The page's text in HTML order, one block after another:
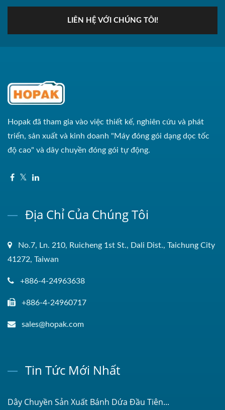
LIÊN HỆ VỚI CHÚNG TÔI!
Hopak đã tham gia vào việc thiết kế, nghiên cứu và phát
triển, sản xuất và kinh doanh "Máy đóng gói dạng dọc tốc
độ cao" và dây chuyền đóng gói tự động.
Địa Chỉ Của Chúng Tôi
No.7, Ln. 210, Ruicheng 1st St., Dali Dist., Taichung City
41272, Taiwan
+886-4-24963638
+886-4-24960717
sales@hopak.com
Tin Tức Mới Nhất
Dây Chuyền Sản Xuất Bánh Dứa Đầu Tiên...